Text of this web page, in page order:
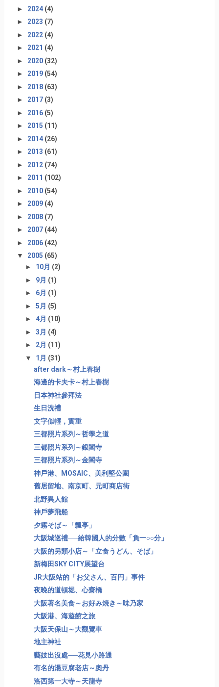
► 2024 (4)
► 2023 (7)
► 2022 (4)
► 2021 (4)
► 2020 (32)
► 2019 (54)
► 2018 (63)
► 2017 (3)
► 2016 (5)
► 2015 (11)
► 2014 (26)
► 2013 (61)
► 2012 (74)
► 2011 (102)
► 2010 (54)
► 2009 (4)
► 2008 (7)
► 2007 (44)
► 2006 (42)
▼ 2005 (65)
► 10月 (2)
► 9月 (1)
► 6月 (1)
► 5月 (5)
► 4月 (10)
► 3月 (4)
► 2月 (11)
▼ 1月 (31)
after dark～村上春樹
海邊的卡夫卡～村上春樹
日本神社參拜法
生日洗禮
文字似輕，實重
三都照片系列～哲學之道
三都照片系列～銀閣寺
三都照片系列～金閣寺
神戶港、MOSAIC、美利堅公園
舊居留地、南京町、元町商店街
北野異人館
神戶夢飛船
夕霧そば～「瓢亭」
大阪城巡禮──給韓國人的分數「負一○○分」
大阪的另類小店～「立食うどん、そば」
新梅田SKY CITY展望台
JR大阪站的「お父さん、百円」事件
夜晚的道頓堀、心齋橋
大阪著名美食～お好み焼き～味乃家
大阪港、海遊館之旅
大阪天保山～大觀覽車
地主神社
藝妓出沒處──花見小路通
有名的湯豆腐老店～奧丹
洛西第一大寺～天龍寺